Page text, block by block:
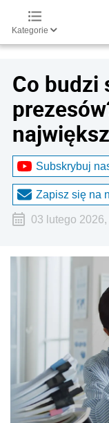
Kategorie
Co budzi
Subskrybuj
Zapisz się na
03 lutego 2026,